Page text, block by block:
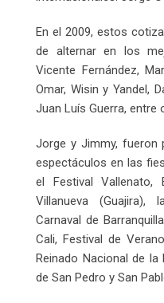
En el 2009, estos
de alternar en los
Vicente Fernández,
Omar, Wisin y Yandel,
Juan Luís Guerra, entre
Jorge y Jimmy, fueron
espectáculos en las
el Festival Vallenato,
Villanueva
Carnaval de
Cali, Festival de
Reinado Nacional de la
de San Pedro y San